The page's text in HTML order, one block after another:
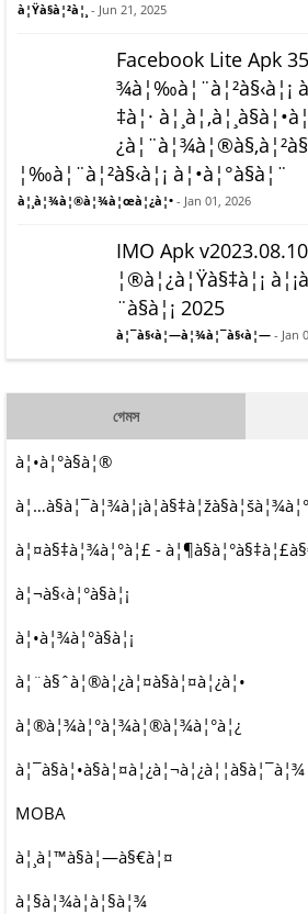
à¦Ÿà§à¦²à¦¸ - Jun 21, 2025
Facebook Lite Apk
¾à¦‰à¦¨à¦²à§‹à¦¡
‡à¦·
¦‰à¦¨à¦²à§‹à¦¡ à¦•à¦°à§à¦¨
à¦¸à¦¾à¦®à¦¾à¦œà¦¿à¦• - Jan 01, 2026
IMO Apk
¦®à¦¿à¦Ÿà§‡à¦¡
¨à§à¦¡ 2025
à¦¯à§‹à¦—à¦¾à¦¯à§‹à¦— - Jan
গেমস
à¦•à¦°à§à¦®
à¦…à§à¦¯à¦¾à¦¡à¦­à§‡à¦žà§à¦šà¦¾à¦°
à¦¤à§‡à¦¾à¦°à¦£ -
à¦¬à§‹à¦°à§à¦¡
à¦•à¦¾à¦°à§à¦¡
à¦¨à§ˆà¦®à¦¿à¦¤à§à¦¤à¦¿à¦•
à¦®à¦¾à¦°à¦¾à¦®à¦¾à¦°à¦¿
à¦¯à§à¦•à§à¦¤à¦¿à¦¬à¦¿à¦¦à§à¦¯à¦¾
MOBA
à¦¸à¦™à§à¦—à§€à¦¤
à¦§à¦¾à¦à¦§à¦¾